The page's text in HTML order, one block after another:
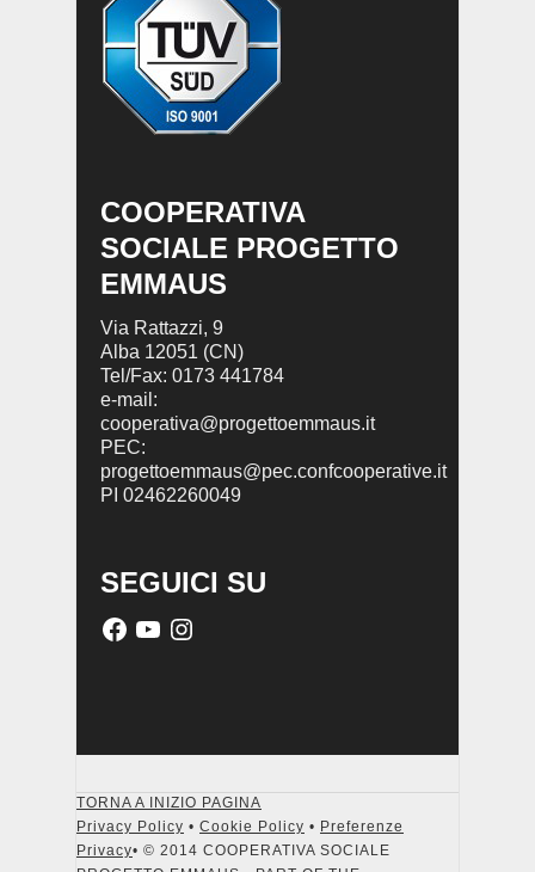
COOPERATIVA
SOCIALE PROGETTO
EMMAUS
Via Rattazzi, 9
Alba 12051 (CN)
Tel/Fax: 0173 441784
e-mail:
cooperativa@progettoemmaus.it
PEC:
progettoemmaus@pec.confcooperative.it
PI 02462260049
SEGUICI SU
TORNA A INIZIO PAGINA
Privacy Policy • Cookie Policy • Preferenze
Privacy• © 2014 COOPERATIVA SOCIALE